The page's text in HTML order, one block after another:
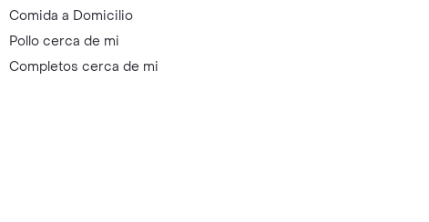
Comida a Domicilio
Pollo cerca de mi
Completos cerca de mi